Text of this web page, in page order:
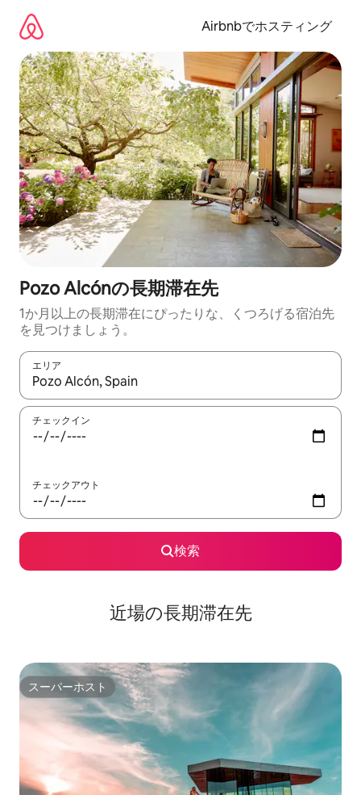
Airbnbでホスティング
Pozo Alcónの長期滞在先
1か月以上の長期滞在にぴったりな、くつろげる宿泊先
を見つけましょう。
エリア
検索結果が表示されたら、上下の矢印キーを使って移動するか
チェックイン
チェックアウト
検索
近場の長期滞在先
スーパーホスト
スーパーホスト